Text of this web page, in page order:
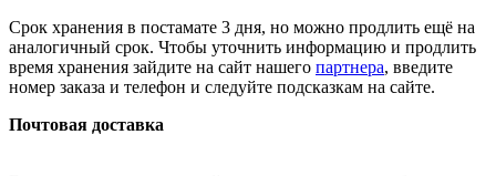
Срок хранения в постамате 3 дня, но можно продлить ещё на
аналогичный срок. Чтобы уточнить информацию и продлить
время хранения зайдите на сайт нашего партнера, введите
номер заказа и телефон и следуйте подсказкам на сайте.
Почтовая доставка